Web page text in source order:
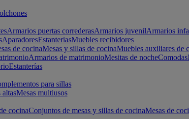
Armarios puertas correderasArmarios juvenilArmarios
AparadoresEstanteriasMuebles recibidores
de cocinaMesas y sillas de cocinaMuebles auxiliares de
Armarios de matrimonioMesitas de nocheComodas
Estanterías
para sillas
altasMesas multiusos
cocinaConjuntos de mesas y sillas de cocinaMesas de